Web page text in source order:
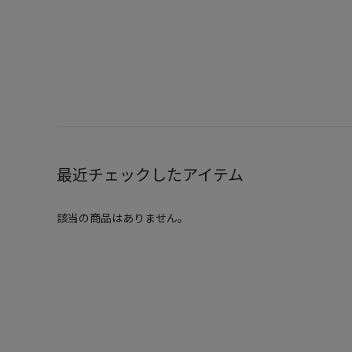
最近チェックしたアイテム
該当の商品はありません。